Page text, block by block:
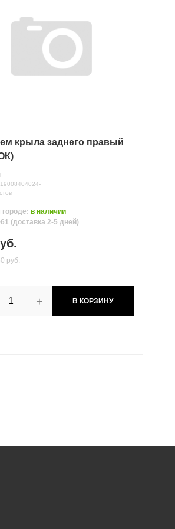
крыла заднего правый
в наличии
(доставка 2-5 дней)
руб.
+ В КОРЗИНУ